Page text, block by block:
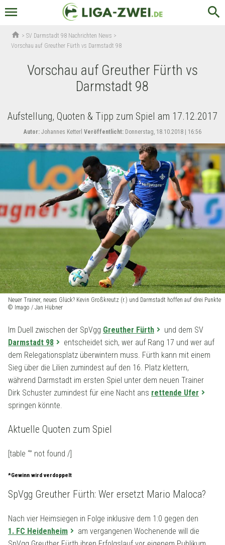
menu search
home >SV Darmstadt 98 Nachrichten News >
Vorschau auf Greuther Fürth vs Darmstadt 98
Vorschau auf Greuther Fürth vs
Darmstadt 98
Aufstellung, Quoten & Tipp zum Spiel am 17.12.2017
Autor: Johannes Ketterl Veröffentlicht: Donnerstag, 18.10.2018 | 16:56
Neuer Trainer, neues Glück? Kevin Großkreutz (r.) und Darmstadt hoffen auf drei Punkte
© Imago / Jan Hübner
Im Duell zwischen der SpVgg Greuther Fürth
und dem SV
Darmstadt 98
entscheidet sich, wer auf Rang 17 und wer auf
dem Relegationsplatz überwintern muss. Fürth kann mit einem
Sieg über die Lilien zumindest auf den 16. Platz klettern,
während Darmstadt im ersten Spiel unter dem neuen Trainer
Dirk Schuster zumindest für eine Nacht ans rettende Ufer
springen könnte.
Aktuelle Quoten zum Spiel
[table “” not found /]
*Gewinn wird verdoppelt
SpVgg Greuther Fürth: Wer ersetzt Mario Maloca?
Nach vier Heimsiegen in Folge inklusive dem 1:0 gegen den
1. FC Heidenheim
am vergangenen Wochenende will die